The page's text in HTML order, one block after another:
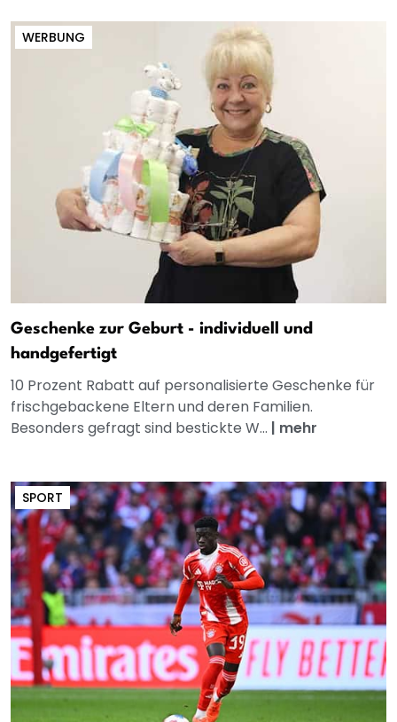
WERBUNG
Geschenke zur Geburt - individuell und
handgefertigt
10 Prozent Rabatt auf personalisierte Geschenke für
frischgebackene Eltern und deren Familien.
Besonders gefragt sind bestickte W... | mehr
SPORT